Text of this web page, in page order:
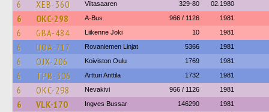
6 XEB-360 Viitasaaren 329-80 02.1980
6 OKC-298 A-Bus 966 / 1126 1981
6 GBA-484 Liikenne Joki 10 1981
6 UOA-717 Rovaniemen Linjat 5366 1981
6 OJX-206 Koiviston Oulu 1769 1981
6 TPB-306 Artturi Anttila 1732 1981
6 OKC-298 Nevakivi 966 / 1126 1981
6 VLK-170 Ingves Bussar 146290 1981